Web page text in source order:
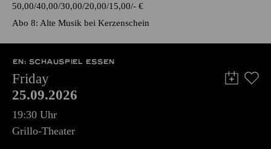
50,00 40,00 30,00 20,00 15,00 - €
Abo 8: Alte Musik bei Kerzenschein
EN: SCHAUSPIEL ESSEN
Friday
25.09.2026
19:30 Uhr
Grillo-Theater